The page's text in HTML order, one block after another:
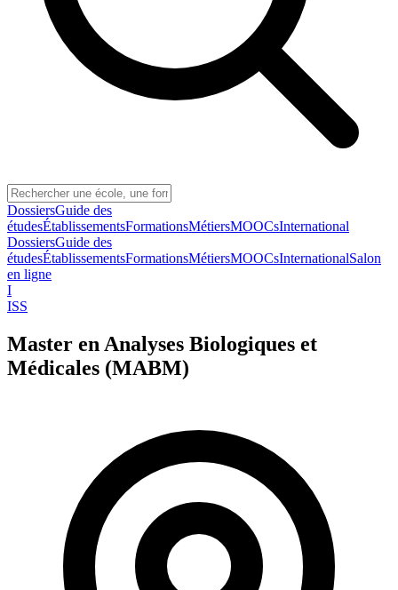
DossiersGuide des
étudesÉtablissementsFormationsMétiersMOOCsInternational
DossiersGuide des
étudesÉtablissementsFormationsMétiersMOOCsInternationalSalon
en ligne
I
ISS
Master en Analyses Biologiques et
Médicales (MABM)